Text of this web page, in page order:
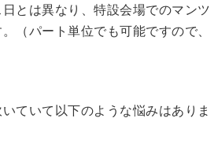
とは異なり、特設会場でのマンツ
（パート単位でも可能ですので、
ていて以下のような悩みはありま